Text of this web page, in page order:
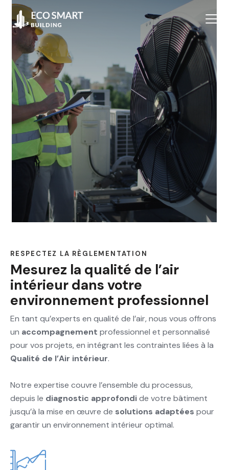
RESPECTEZ LA RÈGLEMENTATION
Mesurez la qualité de l’air
intérieur dans votre
environnement professionnel
En tant qu’experts en qualité de l’air, nous vous offrons
un accompagnement professionnel et personnalisé
pour vos projets, en intégrant les contraintes liées à la
Qualité de l’Air intérieur.
Notre expertise couvre l’ensemble du processus,
depuis le diagnostic approfondide votre bâtiment
jusqu’à la mise en œuvre de solutions adaptées pour
garantir un environnement intérieur optimal.